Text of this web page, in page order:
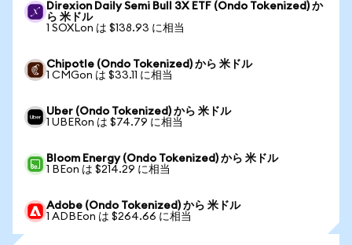
Direxion Daily Semi Bull 3X ETF (Ondo Tokenized) か
ら 米ドル
1 SOXLon は $138.93 に相当
Chipotle (Ondo Tokenized) から 米ドル
1 CMGon は $33.11 に相当
Uber (Ondo Tokenized) から 米ドル
1 UBERon は $74.79 に相当
Bloom Energy (Ondo Tokenized) から 米ドル
1 BEon は $214.29 に相当
Adobe (Ondo Tokenized) から 米ドル
1 ADBEon は $264.66 に相当